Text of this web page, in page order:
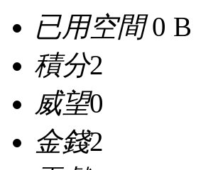
已用空間0 B
積分2
威望0
金錢2